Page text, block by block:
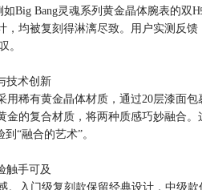
Big Bang灵魂系列黄金晶体腕表的双
均被复刻得淋漓尽致。用户实测反馈
。
技术创新
稀有黄金晶体材质，通过20层漆面
的复合材质，将两种质感巧妙融合。
到“融合的艺术”。
触手可及
入门级复刻款保留经典设计，中级